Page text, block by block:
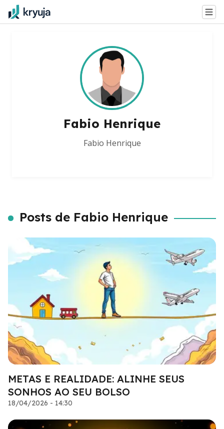
Fabio Henrique
Fabio Henrique
Posts de Fabio Henrique
METAS E REALIDADE: ALINHE SEUS
SONHOS AO SEU BOLSO
18/04/2026 - 14:30